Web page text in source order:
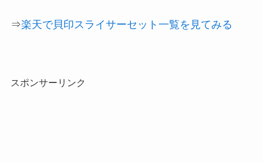
⇒楽天で貝印スライサーセット一覧を見てみる
スポンサーリンク